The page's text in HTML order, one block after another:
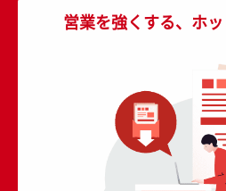
営業を強くする、ホ